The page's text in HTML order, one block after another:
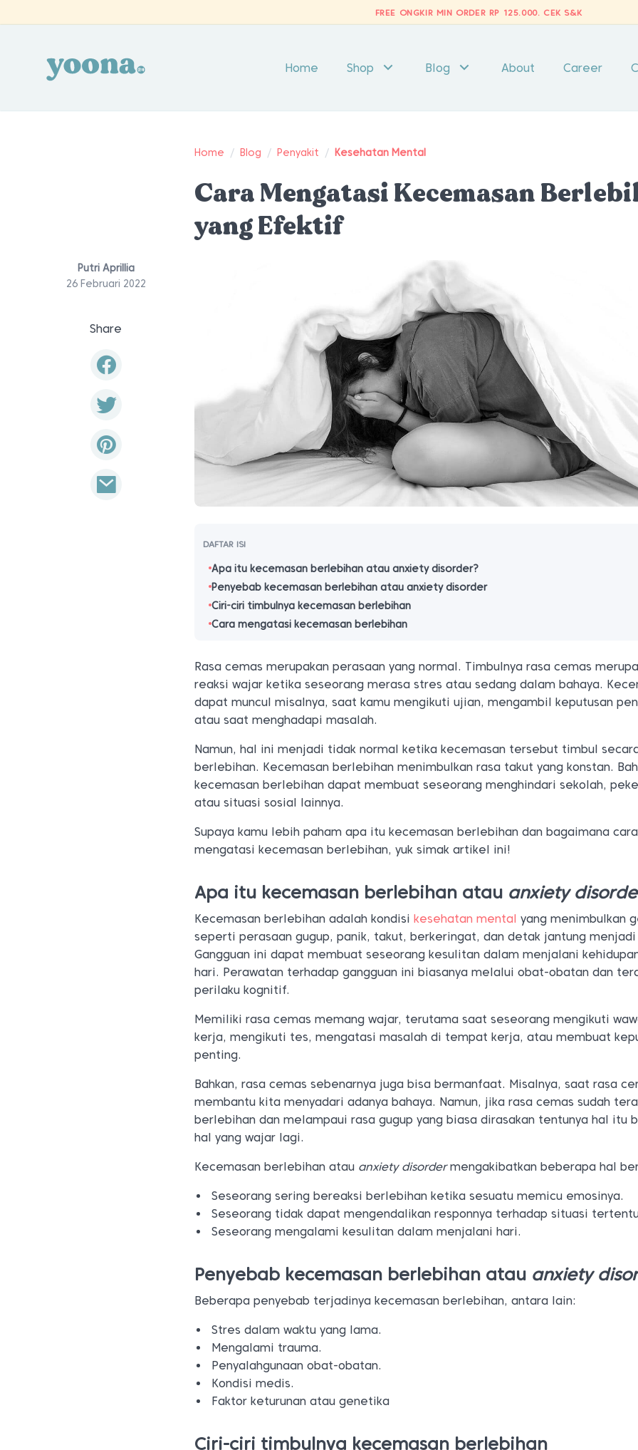
FREE ONGKIR MIN ORDER RP 125.000. CEK S&K
Home Shop Blog About Career
Home / Blog / Penyakit / Kesehatan Mental
Cara Mengatasi Kecemasan
yang Efektif
Putri Aprillia
26 Februari 2022
Share
DAFTAR ISI
Apa itu kecemasan berlebihan atau anxiety disorder?
Penyebab kecemasan berlebihan atau anxiety disorder
Ciri-ciri timbulnya kecemasan berlebihan
Cara mengatasi kecemasan berlebihan
Rasa cemas merupakan perasaan yang normal. Timbulnya rasa cemas
reaksi wajar ketika seseorang merasa stres atau sedang dalam bahaya.
dapat muncul misalnya, saat kamu mengikuti ujian, mengambil keputusan
atau saat menghadapi masalah.
Namun, hal ini menjadi tidak normal ketika kecemasan tersebut timbul
berlebihan. Kecemasan berlebihan menimbulkan rasa takut yang konstan.
kecemasan berlebihan dapat membuat seseorang menghindari sekolah,
atau situasi sosial lainnya.
Supaya kamu lebih paham apa itu kecemasan berlebihan dan bagaimana cara
mengatasi kecemasan berlebihan, yuk simak artikel ini!
Apa itu kecemasan berlebihan atau anxiety
Kecemasan berlebihan adalah kondisi kesehatan mental yang menimbulkan
seperti perasaan gugup, panik, takut, berkeringat, dan detak jantung
Gangguan ini dapat membuat seseorang kesulitan dalam menjalani
hari. Perawatan terhadap gangguan ini biasanya melalui obat-obatan dan
perilaku kognitif.
Memiliki rasa cemas memang wajar, terutama saat seseorang mengikuti
kerja, mengikuti tes, mengatasi masalah di tempat kerja, atau membuat
penting.
Bahkan, rasa cemas sebenarnya juga bisa bermanfaat. Misalnya, saat rasa
membantu kita menyadari adanya bahaya. Namun, jika rasa cemas sudah
berlebihan dan melampaui rasa gugup yang biasa dirasakan tentunya hal itu
hal yang wajar lagi.
Kecemasan berlebihan atau anxiety disordermengakibatkan beberapa hal
Seseorang sering bereaksi berlebihan ketika sesuatu memicu emosinya.
Seseorang tidak dapat mengendalikan responnya terhadap situasi
Seseorang mengalami kesulitan dalam menjalani hari.
Penyebab kecemasan berlebihan atau anxiety
Beberapa penyebab terjadinya kecemasan berlebihan, antara lain:
Stres dalam waktu yang lama.
Mengalami trauma.
Penyalahgunaan obat-obatan.
Kondisi medis.
Faktor keturunan atau genetika
Ciri-ciri timbulnya kecemasan berlebihan